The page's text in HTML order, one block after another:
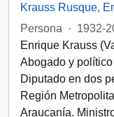
Krauss Rusque,
Persona
· 1932-
Enrique Krauss
Abogado y
Diputado en dos
Región
Araucanía.